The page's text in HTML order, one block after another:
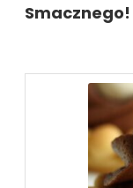
Smacznego!